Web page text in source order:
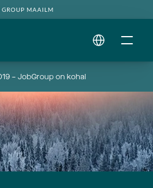
GROUP MAAILM
– JobGroup on kohal